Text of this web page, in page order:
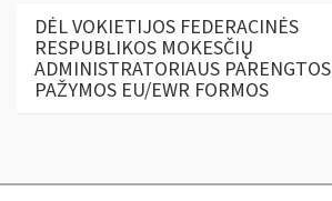
DĖL VOKIETIJOS FEDERACINĖS
RESPUBLIKOS MOKESČIŲ
ADMINISTRATORIAUS PARENGTOS
PAŽYMOS EU/EWR FORMOS